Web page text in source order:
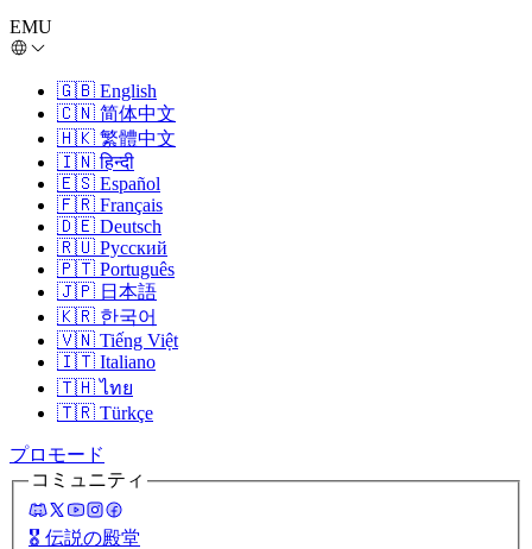
EMU
🇬🇧 English
🇨🇳 简体中文
🇭🇰 繁體中文
🇮🇳 हिन्दी
🇪🇸 Español
🇫🇷 Français
🇩🇪 Deutsch
🇷🇺 Русский
🇵🇹 Português
🇯🇵 日本語
🇰🇷 한국어
🇻🇳 Tiếng Việt
🇮🇹 Italiano
🇹🇭 ไทย
🇹🇷 Türkçe
プロモード
コミュニティ
🎖️ 伝説の殿堂